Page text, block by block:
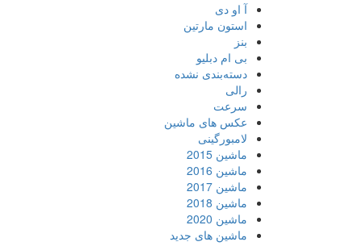
آ او دی
استون مارتین
بنز
بی ام دبلیو
دسته‌بندی نشده
رالی
سرعت
عکس های ماشین
لامبورگینی
ماشین 2015
ماشین 2016
ماشین 2017
ماشین 2018
ماشین 2020
ماشین های جدید